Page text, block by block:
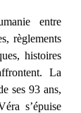
entre
règlements
histoires
La
ses 93 ans,
s’épuise